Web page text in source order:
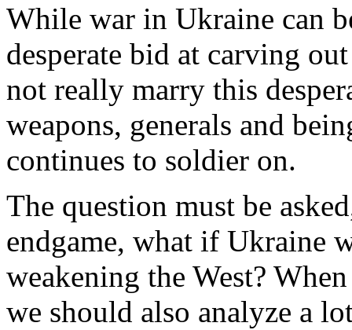
While war in Ukraine can
desperate bid at carving
not really marry this
weapons, generals and
continues to soldier on.
The question must be
endgame, what if Ukraine
weakening the West?
we should also analyze a